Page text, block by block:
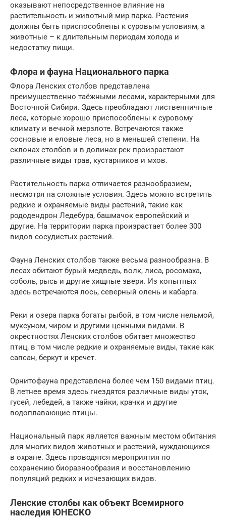
оказывают непосредственное влияние на
растительность и животный мир парка. Растения
должны быть приспособлены к суровым условиям, а
животные – к длительным периодам холода и
недостатку пищи.
Флора и фауна Национального парка
Флора Ленских столбов представлена
преимущественно таёжными лесами, характерными для
Восточной Сибири. Здесь преобладают лиственничные
леса, которые хорошо приспособлены к суровому
климату и вечной мерзлоте. Встречаются также
сосновые и еловые леса, но в меньшей степени. На
склонах столбов и в долинах рек произрастают
различные виды трав, кустарников и мхов.
Растительность парка отличается разнообразием,
несмотря на сложные условия. Здесь можно встретить
редкие и охраняемые виды растений, такие как
рододендрон Ледебура, башмачок европейский и
другие. На территории парка произрастает более 300
видов сосудистых растений.
Фауна Ленских столбов также весьма разнообразна. В
лесах обитают бурый медведь, волк, лиса, росомаха,
соболь, рысь и другие хищные звери. Из копытных
здесь встречаются лось, северный олень и кабарга.
Реки и озера парка богаты рыбой, в том числе нельмой,
муксуном, чиром и другими ценными видами. В
окрестностях Ленских столбов обитает множество
птиц, в том числе редкие и охраняемые виды, такие как
сапсан, беркут и кречет.
Орнитофауна представлена более чем 150 видами птиц.
В летнее время здесь гнездятся различные виды уток,
гусей, лебедей, а также чайки, крачки и другие
водоплавающие птицы.
Национальный парк является важным местом обитания
для многих видов животных и растений, нуждающихся
в охране. Здесь проводятся мероприятия по
сохранению биоразнообразия и восстановлению
популяций редких и исчезающих видов.
Ленские столбы как объект Всемирного
наследия ЮНЕСКО